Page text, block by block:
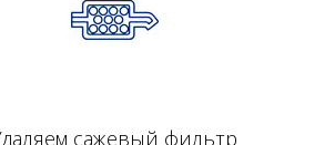
сажевый фильтр